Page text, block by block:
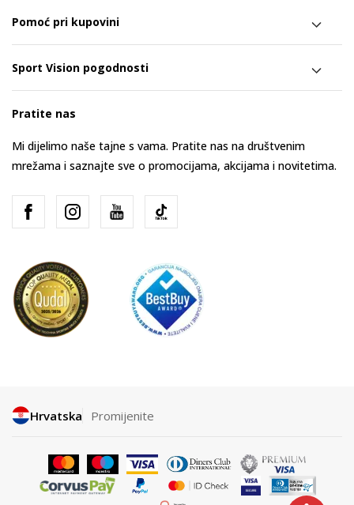
Pomoć pri kupovini
Sport Vision pogodnosti
Pratite nas
Mi dijelimo naše tajne s vama. Pratite nas na društvenim
mrežama i saznajte sve o promocijama, akcijama i novitetima.
Hrvatska Promijenite